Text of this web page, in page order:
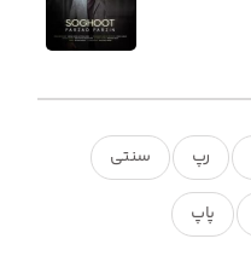
رپ سنتی
پاپ